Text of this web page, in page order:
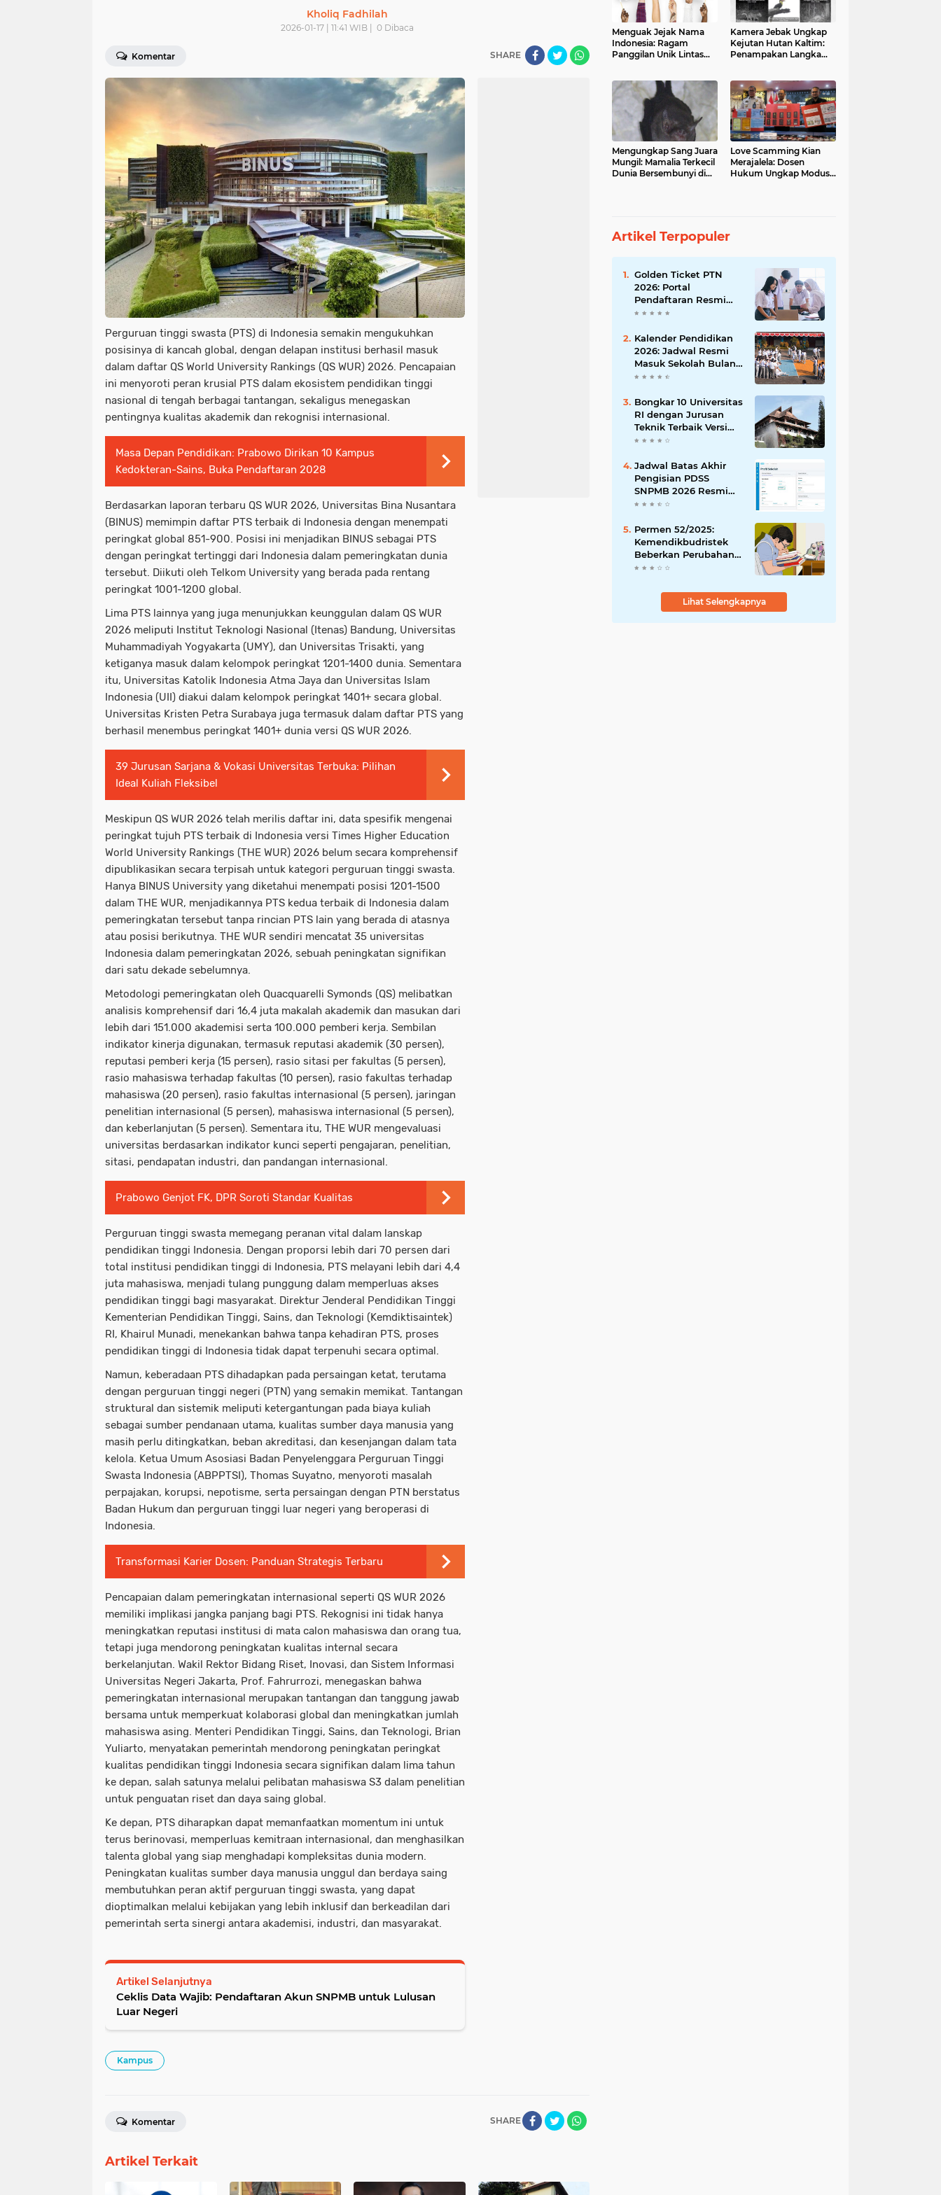
Kholiq Fadhilah
2026-01-17 | 11:41 WIB | 0 Dibaca
Komentar SHARE
Perguruan tinggi swasta (PTS) di Indonesia semakin mengukuhkan
posisinya di kancah global, dengan delapan institusi berhasil masuk
dalam daftar QS World University Rankings (QS WUR) 2026. Pencapaian
ini menyoroti peran krusial PTS dalam ekosistem pendidikan tinggi
nasional di tengah berbagai tantangan, sekaligus menegaskan
pentingnya kualitas akademik dan rekognisi internasional.
Masa Depan Pendidikan: Prabowo Dirikan 10 Kampus
Kedokteran-Sains, Buka Pendaftaran 2028
Berdasarkan laporan terbaru QS WUR 2026, Universitas Bina Nusantara
(BINUS) memimpin daftar PTS terbaik di Indonesia dengan menempati
peringkat global 851-900. Posisi ini menjadikan BINUS sebagai PTS
dengan peringkat tertinggi dari Indonesia dalam pemeringkatan dunia
tersebut. Diikuti oleh Telkom University yang berada pada rentang
peringkat 1001-1200 global.
Lima PTS lainnya yang juga menunjukkan keunggulan dalam QS WUR
2026 meliputi Institut Teknologi Nasional (Itenas) Bandung, Universitas
Muhammadiyah Yogyakarta (UMY), dan Universitas Trisakti, yang
ketiganya masuk dalam kelompok peringkat 1201-1400 dunia. Sementara
itu, Universitas Katolik Indonesia Atma Jaya dan Universitas Islam
Indonesia (UII) diakui dalam kelompok peringkat 1401+ secara global.
Universitas Kristen Petra Surabaya juga termasuk dalam daftar PTS yang
berhasil menembus peringkat 1401+ dunia versi QS WUR 2026.
39 Jurusan Sarjana & Vokasi Universitas Terbuka: Pilihan
Ideal Kuliah Fleksibel
Meskipun QS WUR 2026 telah merilis daftar ini, data spesifik mengenai
peringkat tujuh PTS terbaik di Indonesia versi Times Higher Education
World University Rankings (THE WUR) 2026 belum secara komprehensif
dipublikasikan secara terpisah untuk kategori perguruan tinggi swasta.
Hanya BINUS University yang diketahui menempati posisi 1201-1500
dalam THE WUR, menjadikannya PTS kedua terbaik di Indonesia dalam
pemeringkatan tersebut tanpa rincian PTS lain yang berada di atasnya
atau posisi berikutnya. THE WUR sendiri mencatat 35 universitas
Indonesia dalam pemeringkatan 2026, sebuah peningkatan signifikan
dari satu dekade sebelumnya.
Metodologi pemeringkatan oleh Quacquarelli Symonds (QS) melibatkan
analisis komprehensif dari 16,4 juta makalah akademik dan masukan dari
lebih dari 151.000 akademisi serta 100.000 pemberi kerja. Sembilan
indikator kinerja digunakan, termasuk reputasi akademik (30 persen),
reputasi pemberi kerja (15 persen), rasio sitasi per fakultas (5 persen),
rasio mahasiswa terhadap fakultas (10 persen), rasio fakultas terhadap
mahasiswa (20 persen), rasio fakultas internasional (5 persen), jaringan
penelitian internasional (5 persen), mahasiswa internasional (5 persen),
dan keberlanjutan (5 persen). Sementara itu, THE WUR mengevaluasi
universitas berdasarkan indikator kunci seperti pengajaran, penelitian,
sitasi, pendapatan industri, dan pandangan internasional.
Prabowo Genjot FK, DPR Soroti Standar Kualitas
Perguruan tinggi swasta memegang peranan vital dalam lanskap
pendidikan tinggi Indonesia. Dengan proporsi lebih dari 70 persen dari
total institusi pendidikan tinggi di Indonesia, PTS melayani lebih dari 4,4
juta mahasiswa, menjadi tulang punggung dalam memperluas akses
pendidikan tinggi bagi masyarakat. Direktur Jenderal Pendidikan Tinggi
Kementerian Pendidikan Tinggi, Sains, dan Teknologi (Kemdiktisaintek)
RI, Khairul Munadi, menekankan bahwa tanpa kehadiran PTS, proses
pendidikan tinggi di Indonesia tidak dapat terpenuhi secara optimal.
Namun, keberadaan PTS dihadapkan pada persaingan ketat, terutama
dengan perguruan tinggi negeri (PTN) yang semakin memikat. Tantangan
struktural dan sistemik meliputi ketergantungan pada biaya kuliah
sebagai sumber pendanaan utama, kualitas sumber daya manusia yang
masih perlu ditingkatkan, beban akreditasi, dan kesenjangan dalam tata
kelola. Ketua Umum Asosiasi Badan Penyelenggara Perguruan Tinggi
Swasta Indonesia (ABPPTSI), Thomas Suyatno, menyoroti masalah
perpajakan, korupsi, nepotisme, serta persaingan dengan PTN berstatus
Badan Hukum dan perguruan tinggi luar negeri yang beroperasi di
Indonesia.
Transformasi Karier Dosen: Panduan Strategis Terbaru
Pencapaian dalam pemeringkatan internasional seperti QS WUR 2026
memiliki implikasi jangka panjang bagi PTS. Rekognisi ini tidak hanya
meningkatkan reputasi institusi di mata calon mahasiswa dan orang tua,
tetapi juga mendorong peningkatan kualitas internal secara
berkelanjutan. Wakil Rektor Bidang Riset, Inovasi, dan Sistem Informasi
Universitas Negeri Jakarta, Prof. Fahrurrozi, menegaskan bahwa
pemeringkatan internasional merupakan tantangan dan tanggung jawab
bersama untuk memperkuat kolaborasi global dan meningkatkan jumlah
mahasiswa asing. Menteri Pendidikan Tinggi, Sains, dan Teknologi, Brian
Yuliarto, menyatakan pemerintah mendorong peningkatan peringkat
kualitas pendidikan tinggi Indonesia secara signifikan dalam lima tahun
ke depan, salah satunya melalui pelibatan mahasiswa S3 dalam penelitian
untuk penguatan riset dan daya saing global.
Ke depan, PTS diharapkan dapat memanfaatkan momentum ini untuk
terus berinovasi, memperluas kemitraan internasional, dan menghasilkan
talenta global yang siap menghadapi kompleksitas dunia modern.
Peningkatan kualitas sumber daya manusia unggul dan berdaya saing
membutuhkan peran aktif perguruan tinggi swasta, yang dapat
dioptimalkan melalui kebijakan yang lebih inklusif dan berkeadilan dari
pemerintah serta sinergi antara akademisi, industri, dan masyarakat.
Artikel Selanjutnya
Ceklis Data Wajib: Pendaftaran Akun SNPMB untuk Lulusan
Luar Negeri
Kampus
SHARE
Komentar
Artikel Terkait
Menguak Jejak Nama
Indonesia: Ragam
Panggilan Unik Lintas
Kamera Jebak Ungkap
Kejutan Hutan Kaltim:
Penampakan Langka
Mengungkap Sang Juara
Mungil: Mamalia Terkecil
Dunia Bersembunyi di
Love Scamming Kian
Merajalela: Dosen
Hukum Ungkap Modus
Artikel Terpopuler
Golden Ticket PTN
2026: Portal
Pendaftaran Resmi
Dibuka, Raih
Kalender Pendidikan
2026: Jadwal Resmi
Masuk Sekolah Bulan
Januari di Berbagai
Bongkar 10 Universitas
RI dengan Jurusan
Teknik Terbaik Versi
The WUR 2026
Jadwal Batas Akhir
Pengisian PDSS
SNPMB 2026 Resmi
Dirilis
Permen 52/2025:
Kemendikbudristek
Beberkan Perubahan
Status Dosen yang
Lihat Selengkapnya